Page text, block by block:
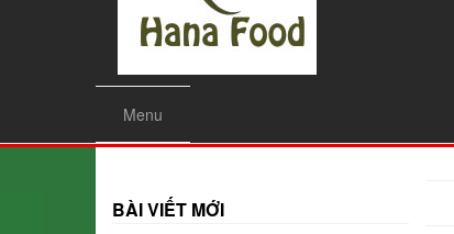
Menu
BÀI VIẾT MỚI